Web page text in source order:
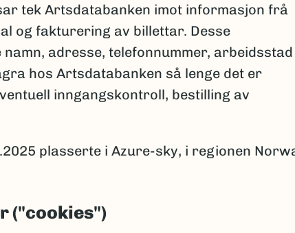
tek Artsdatabanken imot informasjon frå
og fakturering av billettar. Desse
adresse, telefonnummer, arbeidsstad
hos Artsdatabanken så lenge det er
inngangskontroll, bestilling av
plasserte i Azure-sky, i regionen
("cookies")